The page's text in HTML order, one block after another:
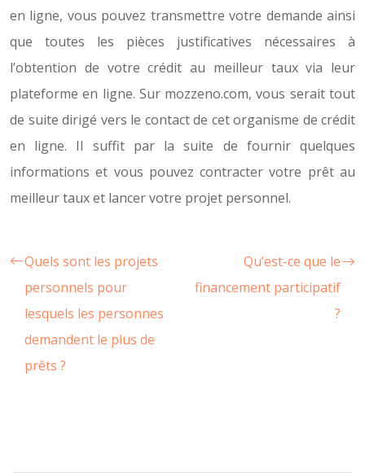
en ligne, vous pouvez transmettre votre demande ainsi
que toutes les pièces justificatives nécessaires à
l’obtention de votre crédit au meilleur taux via leur
plateforme en ligne. Sur mozzeno.com, vous serait tout
de suite dirigé vers le contact de cet organisme de crédit
en ligne. Il suffit par la suite de fournir quelques
informations et vous pouvez contracter votre prêt au
meilleur taux et lancer votre projet personnel.
Quels sont les projets
personnels pour
lesquels les personnes
demandent le plus de
prêts ?
Qu’est-ce que le
financement participatif
?